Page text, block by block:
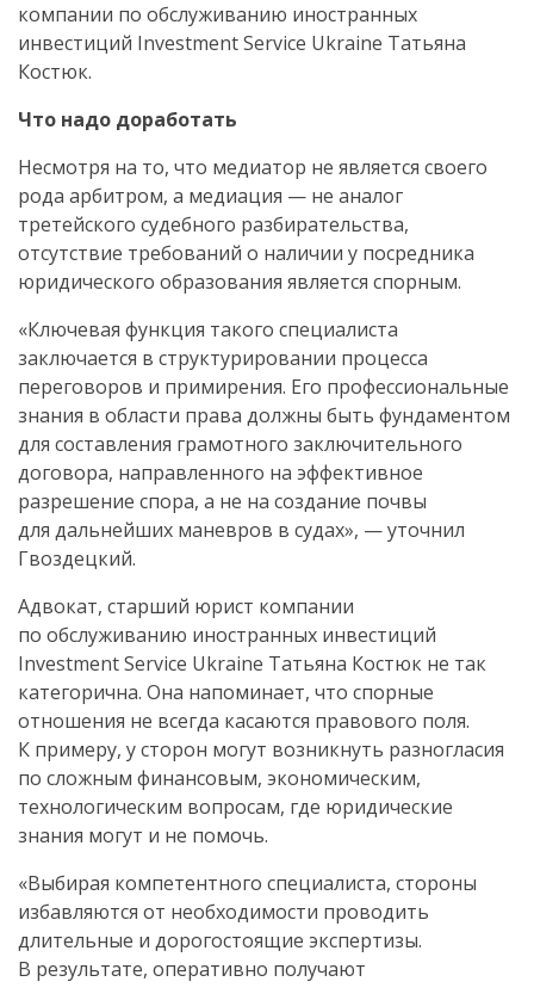
компании по обслуживанию иностранных
инвестиций Investment Service Ukraine Татьяна
Костюк.
Что надо доработать
Несмотря на то, что медиатор не является своего
рода арбитром, а медиация — не аналог
третейского судебного разбирательства,
отсутствие требований о наличии у посредника
юридического образования является спорным.
«Ключевая функция такого специалиста
заключается в структурировании процесса
переговоров и примирения. Его профессиональные
знания в области права должны быть фундаментом
для составления грамотного заключительного
договора, направленного на эффективное
разрешение спора, а не на создание почвы
для дальнейших маневров в судах», — уточнил
Гвоздецкий.
Адвокат, старший юрист компании
по обслуживанию иностранных инвестиций
Investment Service Ukraine Татьяна Костюк не так
категорична. Она напоминает, что спорные
отношения не всегда касаются правового поля.
К примеру, у сторон могут возникнуть разногласия
по сложным финансовым, экономическим,
технологическим вопросам, где юридические
знания могут и не помочь.
«Выбирая компетентного специалиста, стороны
избавляются от необходимости проводить
длительные и дорогостоящие экспертизы.
В результате, оперативно получают